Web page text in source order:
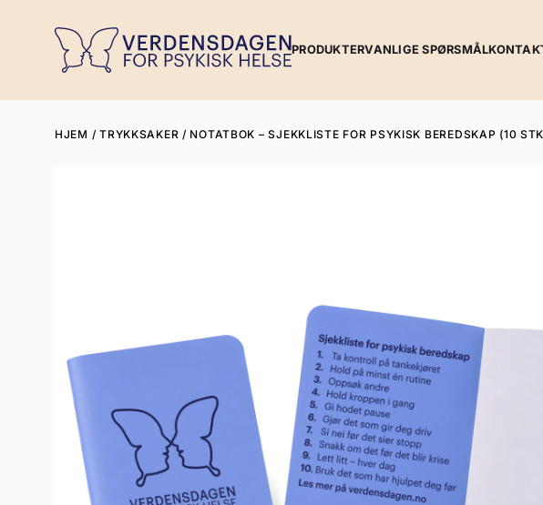
PRODUKTERVANLIGE SPØRSMÅL
HJEM /TRYKKSAKER / NOTATBOK – SJEKKLISTE FOR PSYKISK BEREDSKAP (10